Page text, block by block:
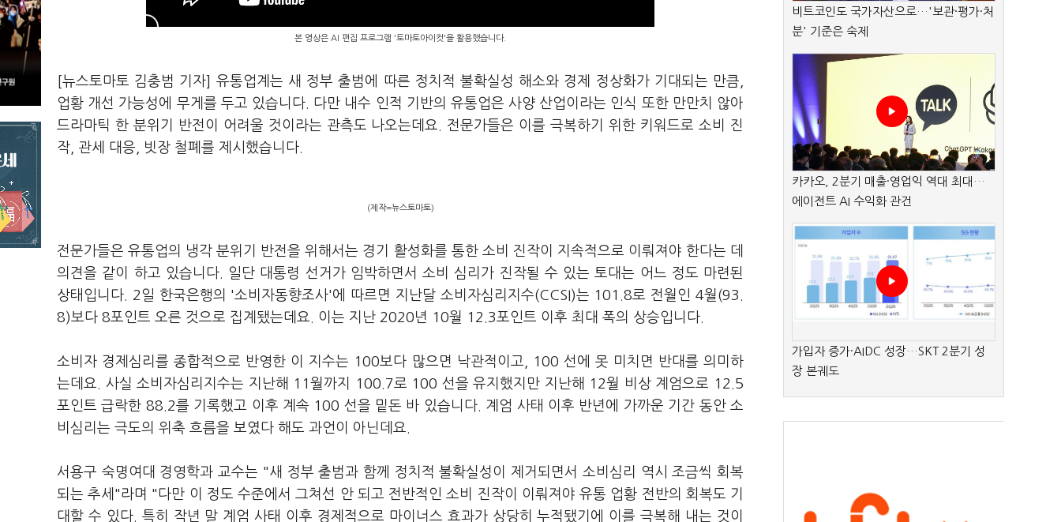
본 영상은 AI 편집 프로그램 '토마토아이컷'을 활용했습니다.
[뉴스토마토 김충범 기자] 유통업계는 새 정부 출범에 따른 정치적 불확실성 해소와 경제 정상화가 기대되는 만큼,
업황 개선 가능성에 무게를 두고 있습니다. 다만 내수 인적 기반의 유통업은 사양 산업이라는 인식 또한 만만치 않아
드라마틱 한 분위기 반전이 어려울 것이라는 관측도 나오는데요. 전문가들은 이를 극복하기 위한 키워드로 소비 진
작, 관세 대응, 빗장 철폐를 제시했습니다.
(제작=뉴스토마토)
전문가들은 유통업의 냉각 분위기 반전을 위해서는 경기 활성화를 통한 소비 진작이 지속적으로 이뤄져야 한다는 데
의견을 같이 하고 있습니다. 일단 대통령 선거가 임박하면서 소비 심리가 진작될 수 있는 토대는 어느 정도 마련된
상태입니다. 2일 한국은행의 '소비자동향조사'에 따르면 지난달 소비자심리지수(CCSI)는 101.8로 전월인 4월(93.
8)보다 8포인트 오른 것으로 집계됐는데요. 이는 지난 2020년 10월 12.3포인트 이후 최대 폭의 상승입니다.
소비자 경제심리를 종합적으로 반영한 이 지수는 100보다 많으면 낙관적이고, 100 선에 못 미치면 반대를 의미하
는데요. 사실 소비자심리지수는 지난해 11월까지 100.7로 100 선을 유지했지만 지난해 12월 비상 계엄으로 12.5
포인트 급락한 88.2를 기록했고 이후 계속 100 선을 밑돈 바 있습니다. 계엄 사태 이후 반년에 가까운 기간 동안 소
비심리는 극도의 위축 흐름을 보였다 해도 과언이 아닌데요.
서용구 숙명여대 경영학과 교수는 "새 정부 출범과 함께 정치적 불확실성이 제거되면서 소비심리 역시 조금씩 회복
되는 추세"라며 "다만 이 정도 수준에서 그쳐선 안 되고 전반적인 소비 진작이 이뤄져야 유통 업황 전반의 회복도 기
대할 수 있다. 특히 작년 말 계엄 사태 이후 경제적으로 마이너스 효과가 상당히 누적됐기에 이를 극복해 내는 것이
비트코인도 국가자산으로…'보관·평가·처
분' 기준은 숙제
카카오, 2분기 매출·영업익 역대 최대…
에이전트 AI 수익화 관건
가입자 증가·AIDC 성장…SKT 2분기 성
장 본궤도